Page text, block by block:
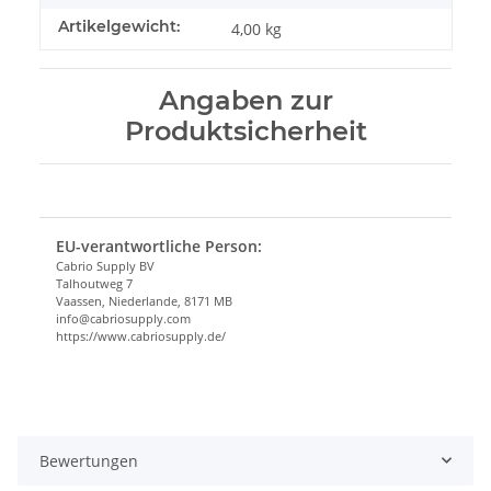
Artikelgewicht: 4,00 kg
Angaben zur
Produktsicherheit
EU-verantwortliche Person:
Cabrio Supply BV
Talhoutweg 7
Vaassen, Niederlande, 8171 MB
info@cabriosupply.com
https://www.cabriosupply.de/
Bewertungen